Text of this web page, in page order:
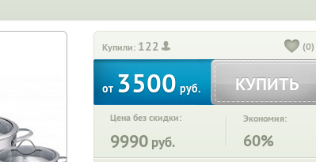
Купили: 122 (0)
от 3500 руб. КУПИТЬ
Цена без скидки:
9990 руб.
Экономия:
60%